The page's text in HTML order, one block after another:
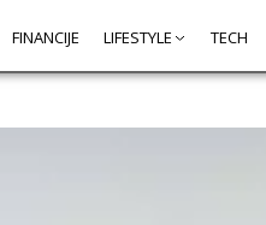
FINANCIJE LIFESTYLE TECH